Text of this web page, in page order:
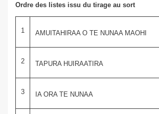
Ordre des listes issu du tirage au sort
1 AMUITAHIRAA O TE NUNAA MAOHI
2 TAPURA HUIRAATIRA
3 IA ORA TE NUNAA